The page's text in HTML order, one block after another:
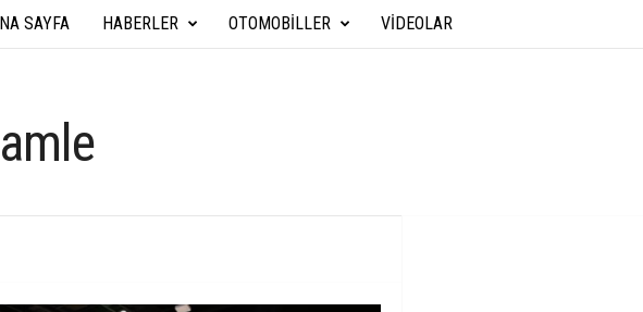
SAYFA HABERLER OTOMOBILLER VIDEOLAR